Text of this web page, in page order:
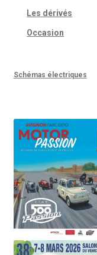
Les dérivés
Occasion
Schémas électriques